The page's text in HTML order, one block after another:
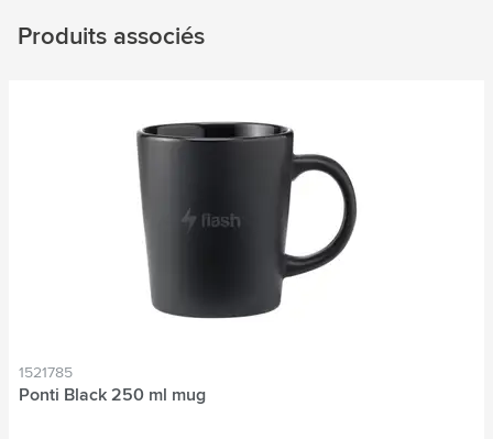
Produits associés
1521785
Ponti Black 250 ml mug